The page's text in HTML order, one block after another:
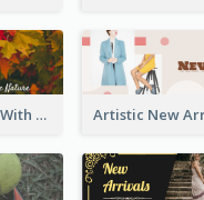
2-Side Email Header With Photo And Details